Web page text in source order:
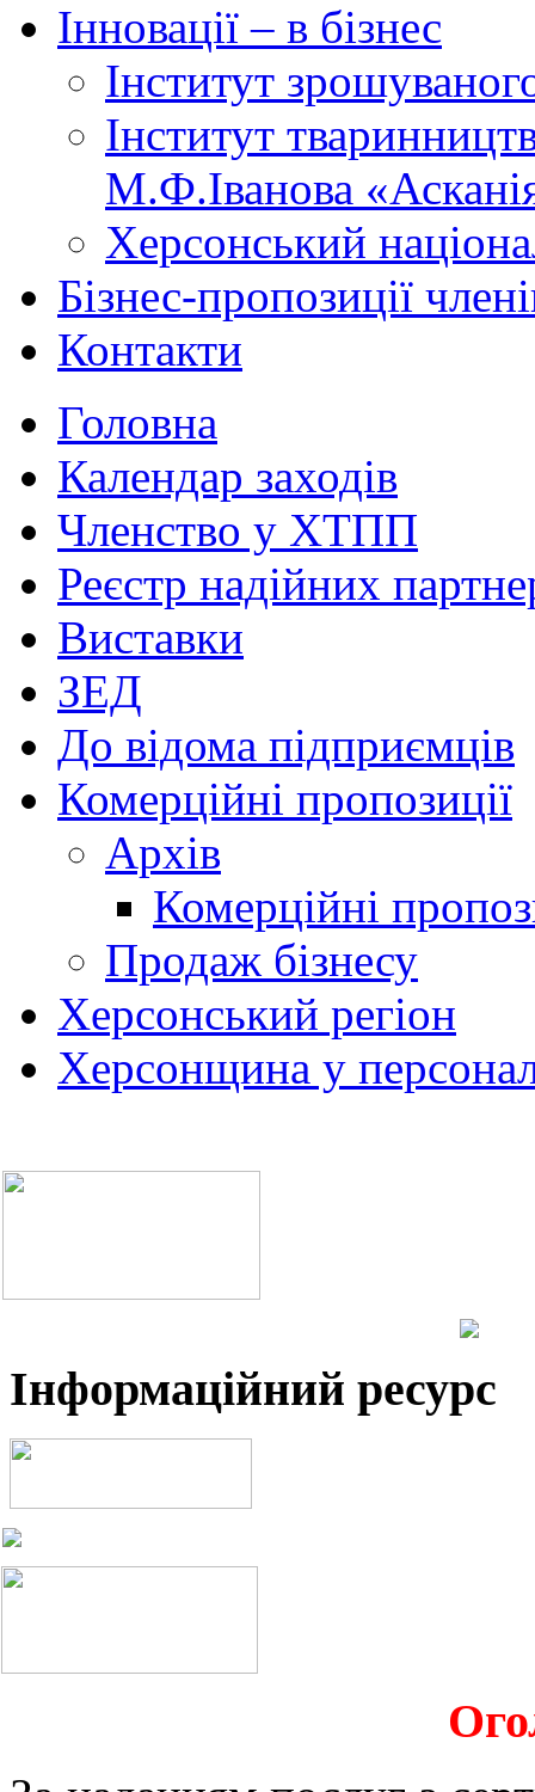
Інновації – в бізнес
Інститут
Інститут
М.Ф.Іванова
Херсонський
Бізнес-пропозиції
Контакти
Головна
Календар заходів
Членство у ХТПП
Реєстр надійних
Виставки
ЗЕД
До відома підприємців
Комерційні пропозиції
Архів
Комерційні
Продаж бізнесу
Херсонський регіон
Херсонщина у
Інформаційний ресурс